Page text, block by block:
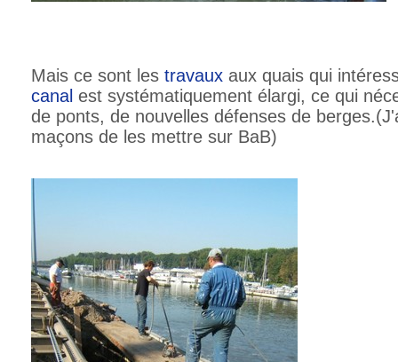
Mais ce sont les travaux aux quais qui
canal est systématiquement élargi, ce qui
de ponts, de nouvelles défenses de
maçons de les mettre sur BaB)